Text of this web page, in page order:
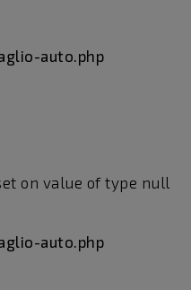
auto.php
on value of type null
auto.php